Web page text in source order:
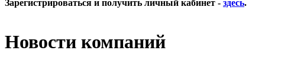
Зарегистрироваться и получить личный кабинет - здесь.
Новости компаний